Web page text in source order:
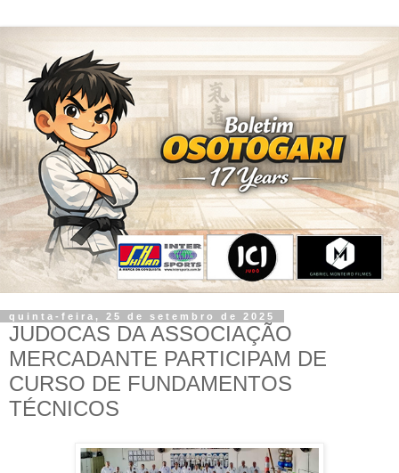
quinta-feira, 25 de setembro de 2025
JUDOCAS DA ASSOCIAÇÃO
MERCADANTE PARTICIPAM DE
CURSO DE FUNDAMENTOS
TÉCNICOS